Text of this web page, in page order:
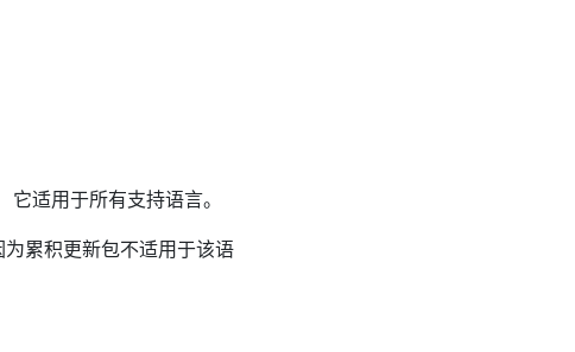
适用于所有支持语言。
累积更新包不适用于该语